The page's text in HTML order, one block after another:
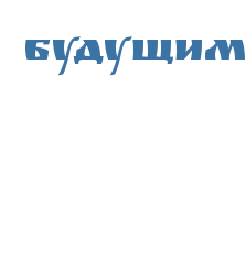
Будущим